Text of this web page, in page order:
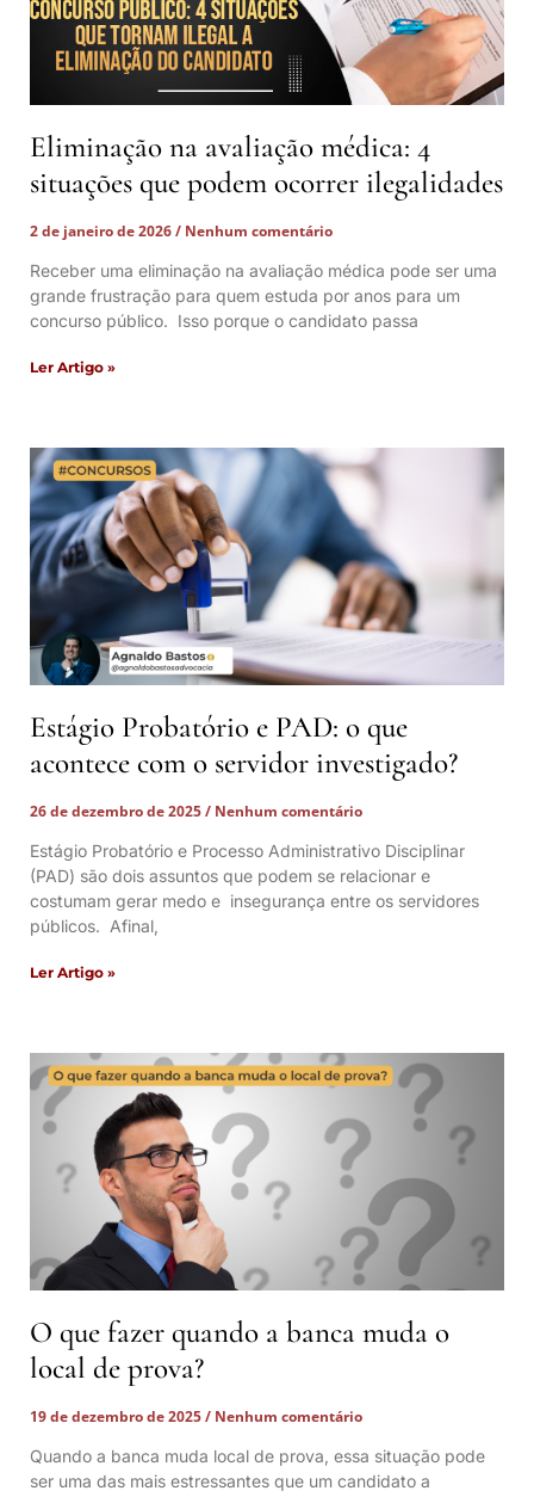
Eliminação na avaliação médica: 4
situações que podem ocorrer ilegalidades
2 de janeiro de 2026
Nenhum comentário
Receber uma eliminação na avaliação médica pode ser uma
grande frustração para quem estuda por anos para um
concurso público. Isso porque o candidato passa
Ler Artigo »
Estágio Probatório e PAD: o que
acontece com o servidor investigado?
26 de dezembro de 2025
Nenhum comentário
Estágio Probatório e Processo Administrativo Disciplinar
(PAD) são dois assuntos que podem se relacionar e
costumam gerar medo e insegurança entre os servidores
públicos. Afinal,
Ler Artigo »
O que fazer quando a banca muda o
local de prova?
19 de dezembro de 2025
Nenhum comentário
Quando a banca muda local de prova, essa situação pode
ser uma das mais estressantes que um candidato a